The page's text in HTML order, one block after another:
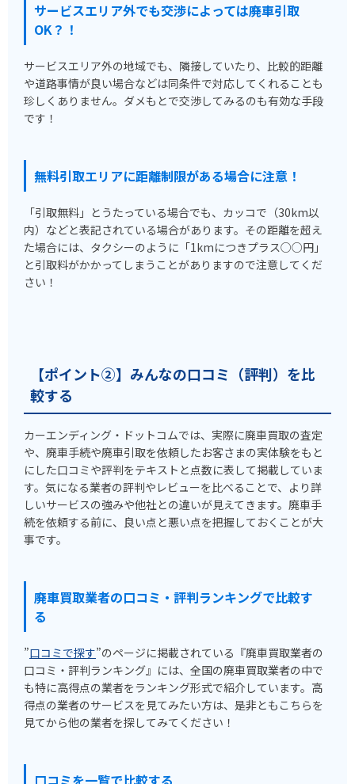
サービスエリア外でも交渉によっては廃車引取
OK？！
サービスエリア外の地域でも、隣接していたり、比較的距離
や道路事情が良い場合などは同条件で対応してくれることも
珍しくありません。ダメもとで交渉してみるのも有効な手段
です！
無料引取エリアに距離制限がある場合に注意！
「引取無料」とうたっている場合でも、カッコで（30km以
内）などと表記されている場合があります。その距離を超え
た場合には、タクシーのように「1kmにつきプラス○○円」
と引取料がかかってしまうことがありますので注意してくだ
さい！
【ポイント②】みんなの口コミ（評判）を比
較する
カーエンディング・ドットコムでは、実際に廃車買取の査定
や、廃車手続や廃車引取を依頼したお客さまの実体験をもと
にした口コミや評判をテキストと点数に表して掲載していま
す。気になる業者の評判やレビューを比べることで、より詳
しいサービスの強みや他社との違いが見えてきます。廃車手
続を依頼する前に、良い点と悪い点を把握しておくことが大
事です。
廃車買取業者の口コミ・評判ランキングで比較す
る
”口コミで探す”のページに掲載されている『廃車買取業者の
口コミ・評判ランキング』には、全国の廃車買取業者の中で
も特に高得点の業者をランキング形式で紹介しています。高
得点の業者のサービスを見てみたい方は、是非ともこちらを
見てから他の業者を探してみてください！